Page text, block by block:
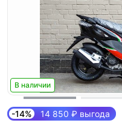
В наличии
-14% 14 850 ₽ выгода